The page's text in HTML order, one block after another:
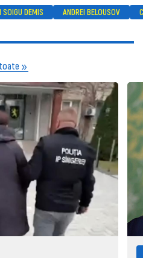
SOIGU DEMIS ANDREI BELOUSOV